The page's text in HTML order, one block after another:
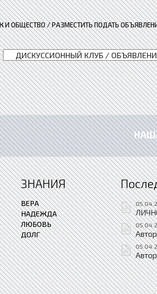
И ОБЩЕСТВО / РАЗМЕСТИТЬ ПОДАТЬ
ЗНАНИЯ
ВЕРА
НАДЕЖДА
ЛЮБОВЬ
ДОЛГ